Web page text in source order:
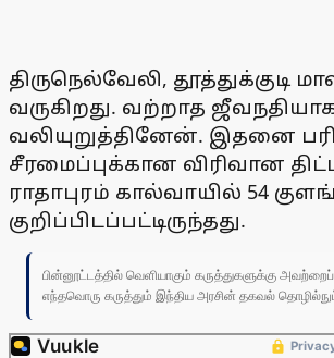
திருநெல்வேலி, தூத்துக்குடி
வருகிறது. வற்றாத
வலியுறுத்தினேன். இதனை
சீரமைப்புக்கான விரிவான
ராதாபுரம் கால்வாயில் 54
குறிப்பிடப்பட்டிருந்தது.
பின்னூட்டத்தில் வெளியாகும் கருத்துகளுக்கு
எந்தவொரு கருத்தும் இந்திய அரசின் தகவல்